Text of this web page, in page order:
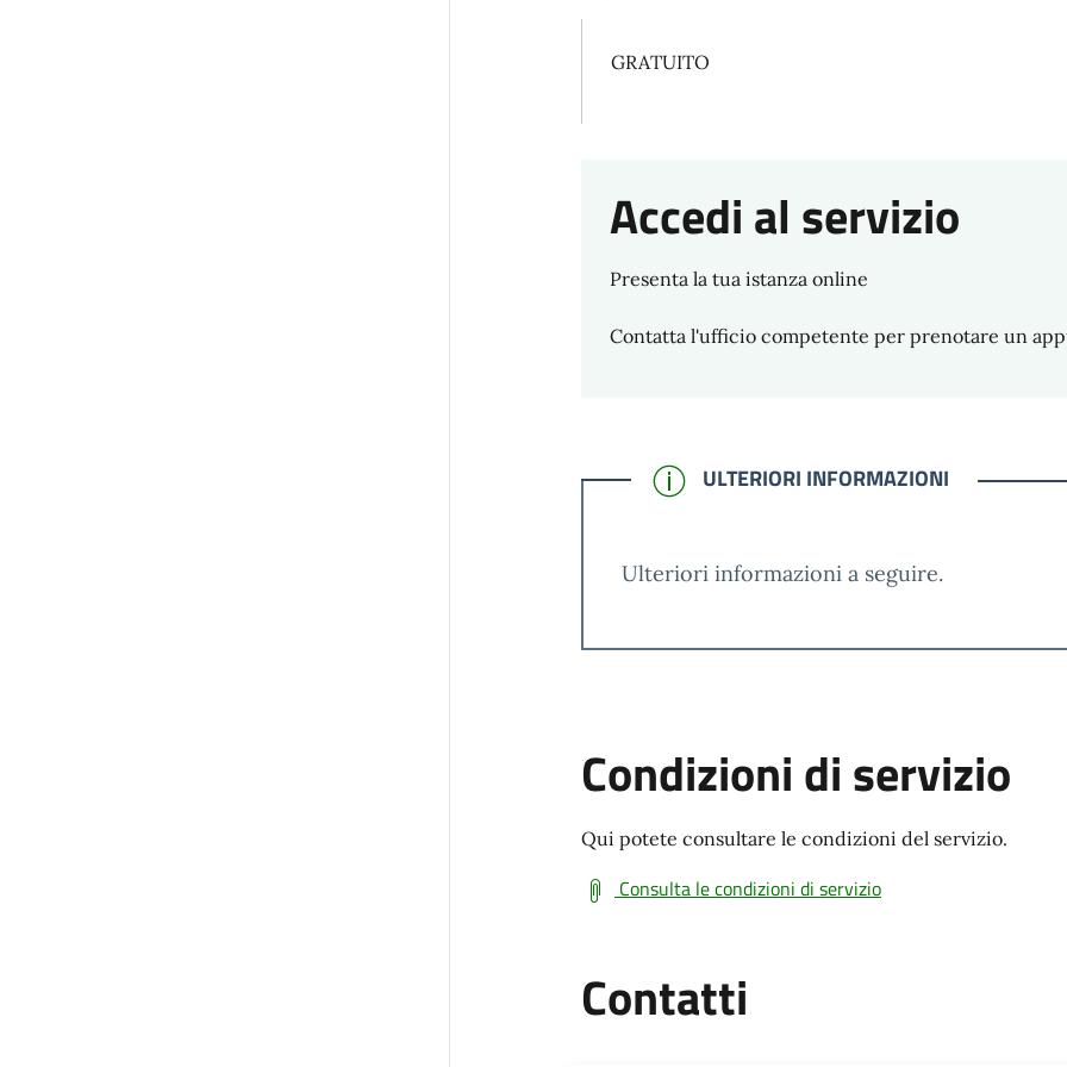
GRATUITO
Accedi al servizio
Presenta la tua istanza online
Contatta l'ufficio competente per prenotare un
CONFERMATO
ULTERIORI INFORMAZIONI
Ulteriori informazioni a seguire.
Condizioni di servizio
Qui potete consultare le condizioni del servizio.
Consulta le condizioni di servizio
Contatti